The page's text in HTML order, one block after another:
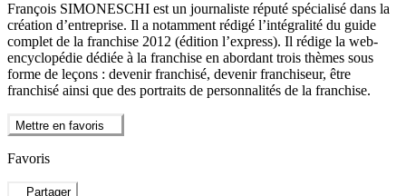
François SIMONESCHI est un journaliste réputé spécialisé dans la
création d’entreprise. Il a notamment rédigé l’intégralité du guide
complet de la franchise 2012 (édition l’express). Il rédige la web-
encyclopédie dédiée à la franchise en abordant trois thèmes sous
forme de leçons : devenir franchisé, devenir franchiseur, être
franchisé ainsi que des portraits de personnalités de la franchise.
Mettre en favoris
Favoris
Partager